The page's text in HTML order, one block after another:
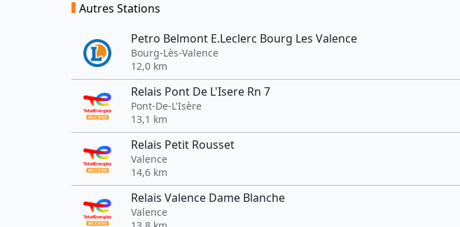
Autres Stations
Petro Belmont E.Leclerc Bourg Les Valence
Bourg-Lès-Valence
12,0 km
Relais Pont De L'Isere Rn 7
Pont-De-L'Isère
13,1 km
Relais Petit Rousset
Valence
14,6 km
Relais Valence Dame Blanche
Valence